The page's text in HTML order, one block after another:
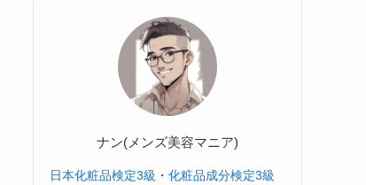
ナン(メンズ美容マニア)
日本化粧品検定3級 ・ 化粧品成分検定3級